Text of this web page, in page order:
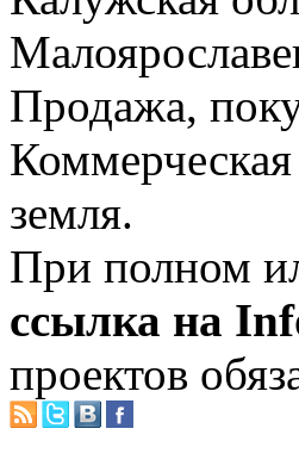
Продажа,
земля.
При полном
ссылка на
проектов